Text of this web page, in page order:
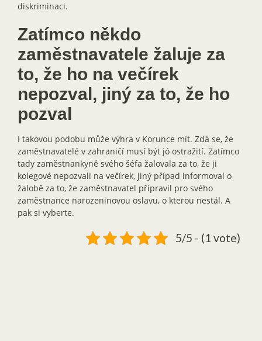
diskriminaci.
Zatímco někdo
zaměstnavatele žaluje za
to, že ho na večírek
nepozval, jiný za to, že ho
pozval
I takovou podobu může výhra v Korunce mít. Zdá se, že
zaměstnavatelé v zahraničí musí být jó ostražití. Zatímco
tady zaměstnankyně svého šéfa žalovala za to, že ji
kolegové nepozvali na večírek, jiný případ informoval o
žalobě za to, že zaměstnavatel připravil pro svého
zaměstnance narozeninovou oslavu, o kterou nestál. A
pak si vyberte.
5/5 - (1 vote)